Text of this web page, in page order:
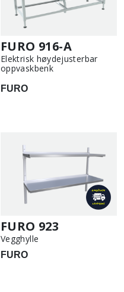
FURO 916-A
Elektrisk høydejusterbar
oppvaskbenk
FURO
FURO 923
Vegghylle
FURO